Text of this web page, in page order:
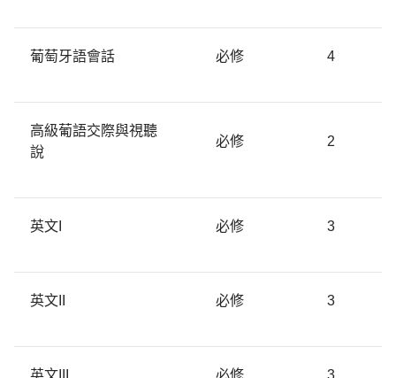
葡萄牙語會話 必修 4
高級葡語交際與視聽
說
必修 2
英文I 必修 3
英文II 必修 3
英文III 必修 3